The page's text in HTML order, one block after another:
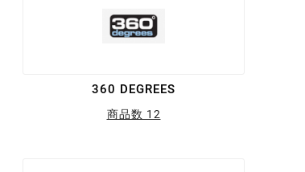
360 DEGREES
商品数 12